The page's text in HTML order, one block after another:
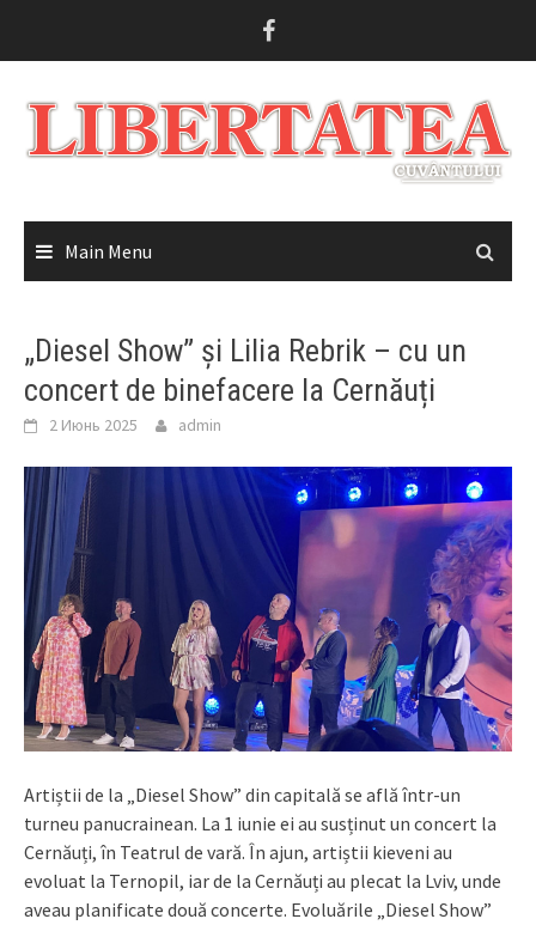
Main Menu
„Diesel Show” și Lilia Rebrik – cu un
concert de binefacere la Cernăuți
2 Июнь 2025 admin
Artiștii de la „Diesel Show” din capitală se află într-un
turneu panucrainean. La 1 iunie ei au susținut un concert la
Cernăuți, în Teatrul de vară. În ajun, artiștii kieveni au
evoluat la Ternopil, iar de la Cernăuți au plecat la Lviv, unde
aveau planificate două concerte. Evoluările „Diesel Show”